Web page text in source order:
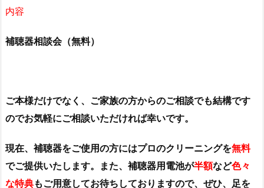
内容
補聴器相談会（無料）
ご本様だけでなく、ご家族の方からのご相談でも結構です
のでお気軽にご相談いただければ幸いです。
現在、補聴器をご使用の方にはプロのクリーニングを無料
でご提供いたします。また、補聴器用電池が半額など色々
な特典もご用意してお待ちしておりますので、 ぜひ、足を